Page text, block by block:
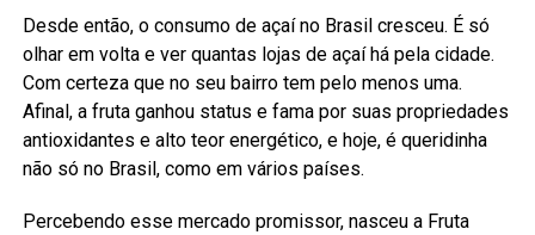
Desde então, o consumo de açaí no Brasil cresceu. É só
olhar em volta e ver quantas lojas de açaí há pela cidade.
Com certeza que no seu bairro tem pelo menos uma.
Afinal, a fruta ganhou status e fama por suas propriedades
antioxidantes e alto teor energético, e hoje, é queridinha
não só no Brasil, como em vários países.
Percebendo esse mercado promissor, nasceu a Fruta